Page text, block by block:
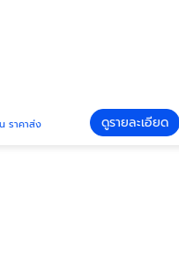
ดูรายละเอียด ซิปพล